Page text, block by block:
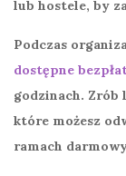
lub hostele, by
Podczas
dostępne
godzinach.
które możesz
ramach